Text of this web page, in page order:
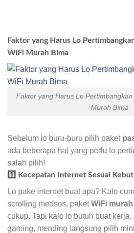
Faktor yang Harus Lo
WiFi Murah Bima
Faktor yang Harus Lo
Murah Bima
Sebelum lo buru-buru pilih paket
ada beberapa hal yang perlu lo
salah pilih!
1️⃣ Kecepatan Internet Sesuai
Lo pake internet buat apa? Kalo
scrolling medsos, paketWiFi
cukup. Tapi kalo lo butuh buat kerja,
gaming, mending langsung pilih